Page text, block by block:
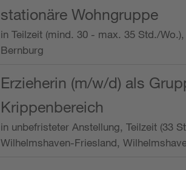
stationäre Wohngruppe
in Teilzeit (mind. 30 - max. 35 Std./
Bernburg
Erzieherin (m/w/d) als
Krippenbereich
in unbefristeter Anstellung, Teilzeit (33
Wilhelmshaven-Friesland,